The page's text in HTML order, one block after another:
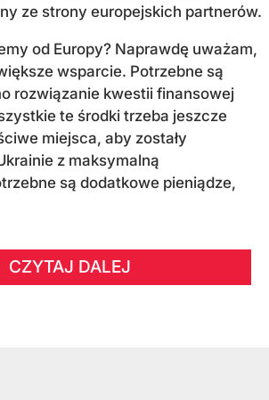
ze strony europejskich partnerów.
od Europy? Naprawdę uważam,
wsparcie. Potrzebne są
rozwiązanie kwestii finansowej
te środki trzeba jeszcze
miejsca, aby zostały
z maksymalną
są dodatkowe pieniądze,
CZYTAJ DALEJ